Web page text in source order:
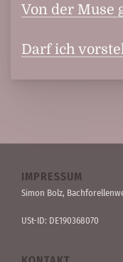
Von der Muse
Darf ich
IMPRESSUM
Simon Bolz,
USt-ID: DE190368070